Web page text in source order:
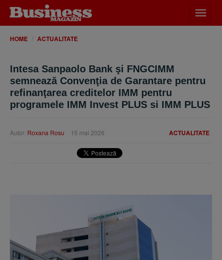
meniu
HOME ACTUALITATE
Intesa Sanpaolo Bank şi FNGCIMM
semnează Convenţia de Garantare pentru
refinanţarea creditelor IMM pentru
programele IMM Invest PLUS si IMM PLUS
ACTUALITATE
Autor: Roxana Rosu 15 mai 2026